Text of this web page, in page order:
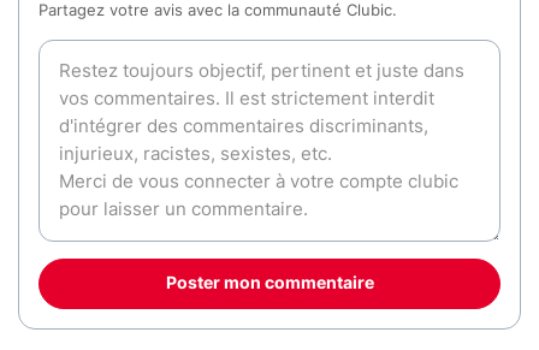
Partagez votre avis avec la communauté Clubic.
Poster mon commentaire